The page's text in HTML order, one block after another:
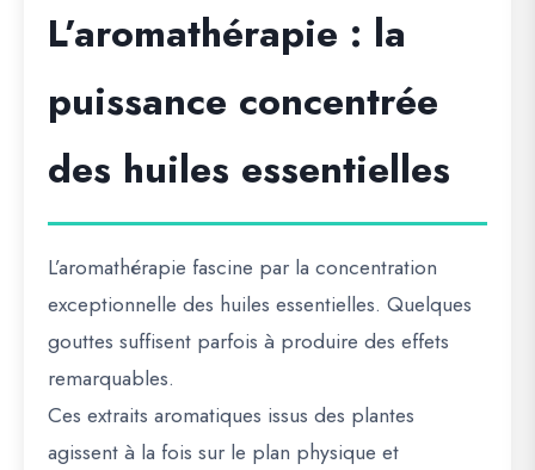
L’aromathérapie : la
puissance concentrée
des huiles essentielles
L’aromathérapie fascine par la concentration
exceptionnelle des huiles essentielles. Quelques
gouttes suffisent parfois à produire des effets
remarquables.
Ces extraits aromatiques issus des plantes
agissent à la fois sur le plan physique et